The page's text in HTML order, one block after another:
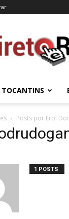
e
Reto
TOCANTINS
Posts por Erol
1 POSTS